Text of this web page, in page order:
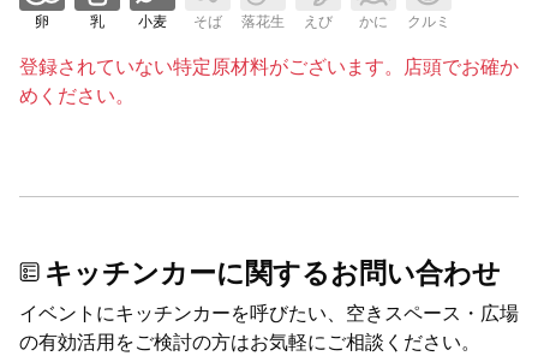
卵 乳 小麦 そば 落花生 えび かに クルミ
登録されていない特定原材料がございます。店頭でお確か
めください。
キッチンカーに関するお問い合わせ
イベントにキッチンカーを呼びたい、空きスペース・広場
の有効活用をご検討の方はお気軽にご相談ください。